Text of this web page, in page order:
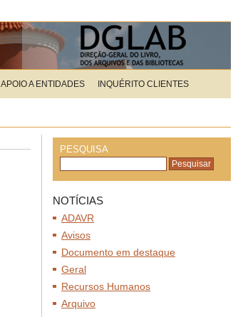
APOIO A ENTIDADES INQUÉRITO CLIENTES
PESQUISA
NOTÍCIAS
ADAVR
Avisos
Documento em destaque
Geral
Recursos Humanos
Arquivo